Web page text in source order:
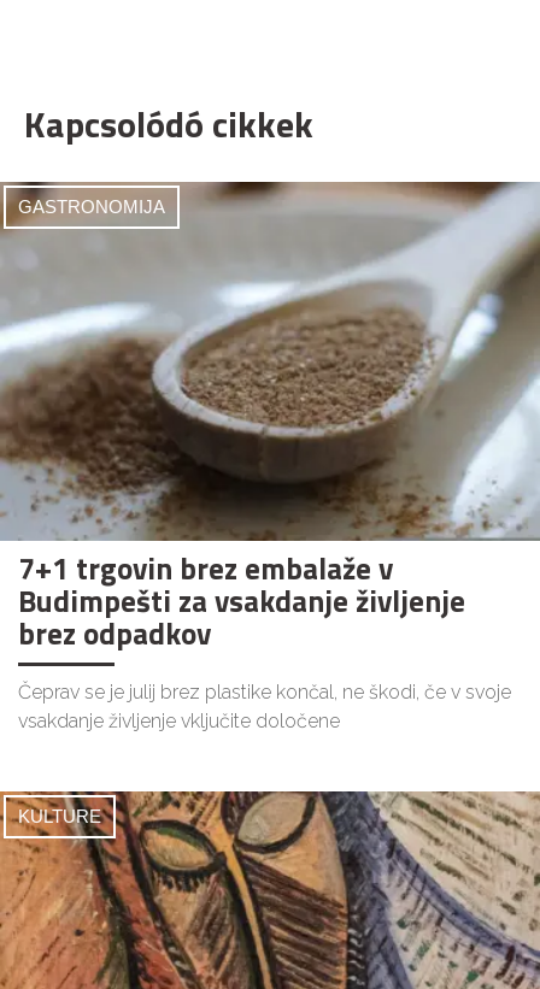
Kapcsolódó cikkek
GASTRONOMIJA
7+1 trgovin brez embalaže v
Budimpešti za vsakdanje življenje
brez odpadkov
Čeprav se je julij brez plastike končal, ne škodi, če v svoje
vsakdanje življenje vključite določene
KULTURE